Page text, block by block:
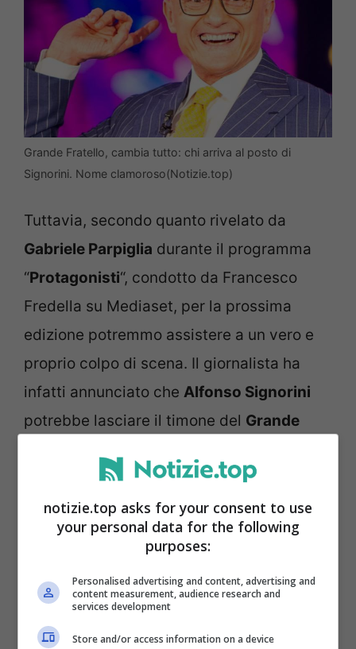
Grande Fratello, cambia tutto: chi arriva al posto di
Signorini. Nome clamoroso(Notizie.top)
Tuttavia, secondo quanto rivelato da
Gabriele Parpiglia durante il programma
“Protagonisti“, condotto da Francesco
Fredella su Mediaset, per la prossima
edizione potremmo assistere a un vero e
proprio colpo di scena. Il giornalista ha
infatti annunciato che Alfonso Signorini
potrebbe lasciare il timone del Grande
televisione italiana:Barbara Palombelli
La Palombellinon è nuova ai riflettori della
cronaca televisiva e la sua esperienza nel
campo giornalistico e nella conduzione
potrebbe portare una ventata d’aria fresca
al reality show più discusso d’Italia. Già nel
notizie.top asks for your consent to use
your personal data for the following
purposes:
Personalised advertising and content, advertising and
content measurement, audience research and
services development
Store and/or access information on a device